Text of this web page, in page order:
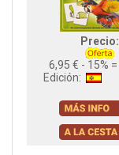
Precio:
6,95 € - 15% =
Edición: